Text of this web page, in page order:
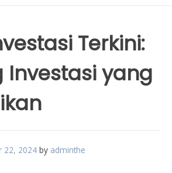
Terkini:
Investasi yang
22, 2024 by adminthe